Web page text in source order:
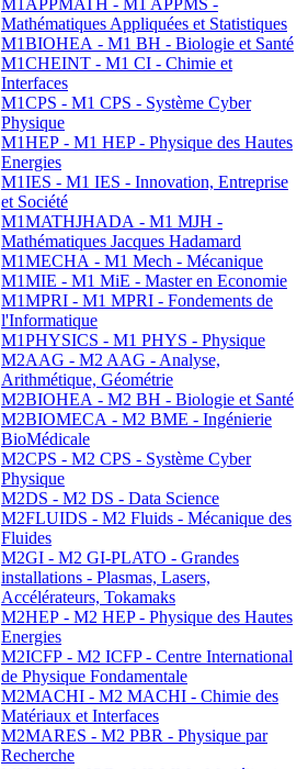
M1APPMATH - M1 APPMS -
Mathématiques Appliquées et Statistiques
M1BIOHEA - M1 BH - Biologie et Santé
M1CHEINT - M1 CI - Chimie et
Interfaces
M1CPS - M1 CPS - Système Cyber
Physique
M1HEP - M1 HEP - Physique des Hautes
Energies
M1IES - M1 IES - Innovation, Entreprise
et Société
M1MATHJHADA - M1 MJH -
Mathématiques Jacques Hadamard
M1MECHA - M1 Mech - Mécanique
M1MIE - M1 MiE - Master en Economie
M1MPRI - M1 MPRI - Fondements de
l'Informatique
M1PHYSICS - M1 PHYS - Physique
M2AAG - M2 AAG - Analyse,
Arithmétique, Géométrie
M2BIOHEA - M2 BH - Biologie et Santé
M2BIOMECA - M2 BME - Ingénierie
BioMédicale
M2CPS - M2 CPS - Système Cyber
Physique
M2DS - M2 DS - Data Science
M2FLUIDS - M2 Fluids - Mécanique des
Fluides
M2GI - M2 GI-PLATO - Grandes
installations - Plasmas, Lasers,
Accélérateurs, Tokamaks
M2HEP - M2 HEP - Physique des Hautes
Energies
M2ICFP - M2 ICFP - Centre International
de Physique Fondamentale
M2MACHI - M2 MACHI - Chimie des
Matériaux et Interfaces
M2MARES - M2 PBR - Physique par
Recherche